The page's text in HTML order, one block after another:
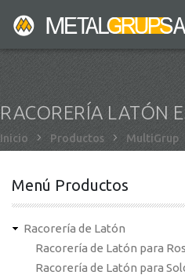
RACORERÍA LATÓN
Sobrescribir
de
ayuda
navegación
Inicio Productos MultiGrup
Menú Productos
Racorería de Latón
Racorería de Latón para
Racorería de Latón para